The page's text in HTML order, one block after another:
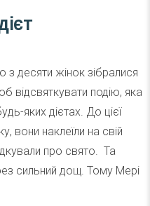
десяти жінок зібралися
відсвяткувати подію, яка
яких дієтах. До цієї
вони наклеїли на свій
про свято. Та
сильний дощ. Тому Мері